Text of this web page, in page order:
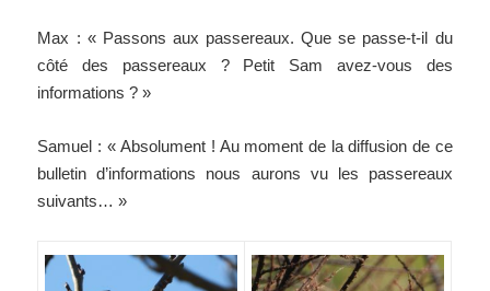
Max : « Passons aux passereaux. Que se passe-t-il du
côté des passereaux ? Petit Sam avez-vous des
informations ? »
Samuel : « Absolument ! Au moment de la diffusion de ce
bulletin d’informations nous aurons vu les passereaux
suivants… »